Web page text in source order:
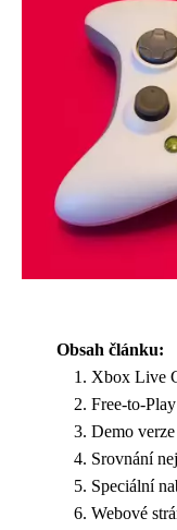
Obsah článku:
Xbox Live
Free-to-
Demo
Srovnání
Speciální
Webové